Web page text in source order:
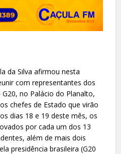
da Silva afirmou nesta
com representantes dos
no Palácio do Planalto,
chefes de Estado que virão
dias 18 e 19 deste mês, os
por cada um dos 13
além de mais dois
presidência brasileira (G20